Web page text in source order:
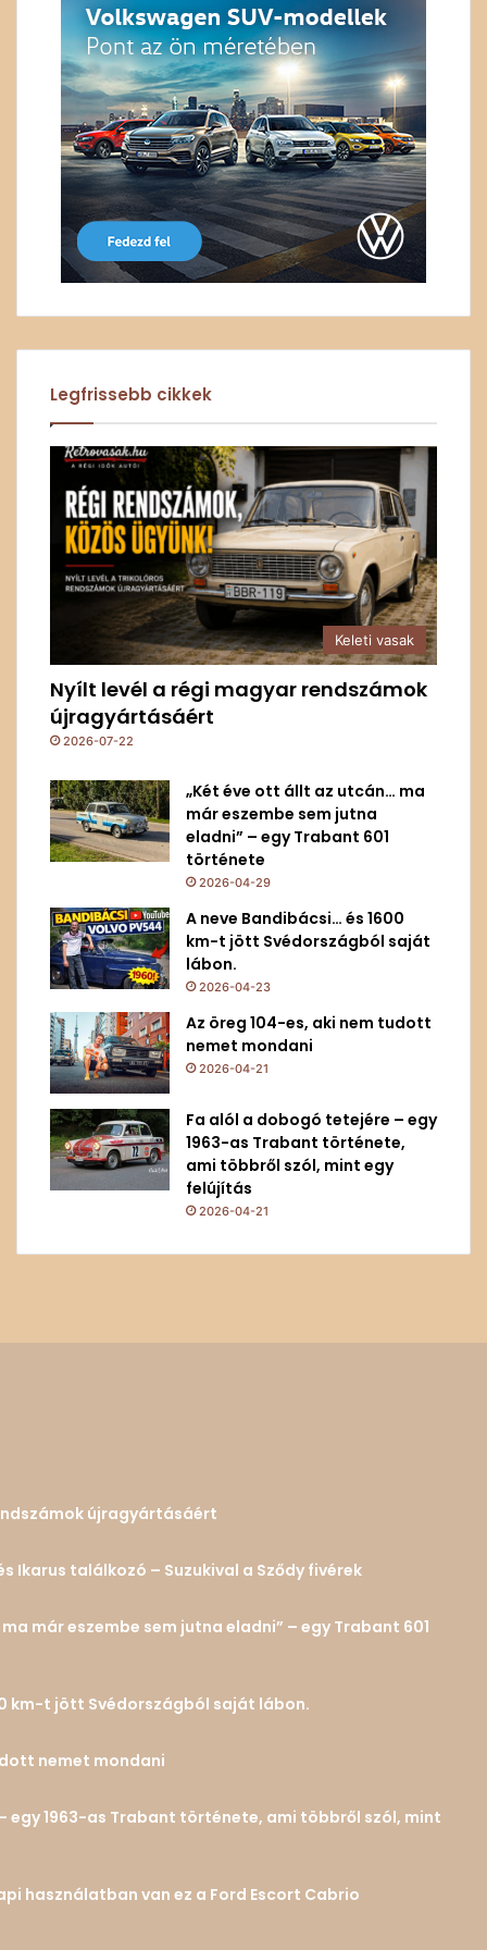
Legfrissebb cikkek
Keleti vasak
Nyílt levél a régi magyar rendszámok
újragyártásáért
2026-07-22
„Két éve ott állt az utcán… ma
már eszembe sem jutna
eladni” – egy Trabant 601
története
2026-04-29
A neve Bandibácsi… és 1600
km-t jött Svédországból saját
lábon.
2026-04-23
Az öreg 104-es, aki nem tudott
nemet mondani
2026-04-21
Fa alól a dobogó tetejére – egy
1963-as Trabant története,
ami többről szól, mint egy
felújítás
2026-04-21
újragyártásáért
Ikarus találkozó – Suzukival a Sződy fivérek
már eszembe sem jutna eladni” – egy Trabant 601
km-t jött Svédországból saját lábon.
nemet mondani
egy 1963-as Trabant története, ami többről szól, mint
használatban van ez a Ford Escort Cabrio